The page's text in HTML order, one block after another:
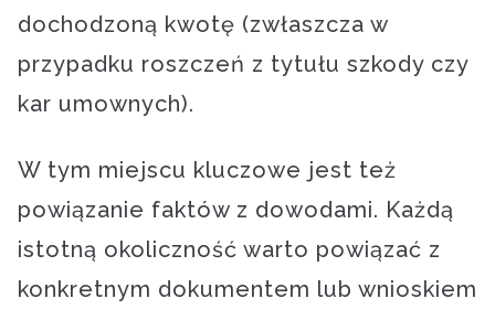
dochodzoną kwotę (zwłaszcza w
przypadku roszczeń z tytułu szkody czy
kar umownych).
W tym miejscu kluczowe jest też
powiązanie faktów z dowodami. Każdą
istotną okoliczność warto powiązać z
konkretnym dokumentem lub wnioskiem